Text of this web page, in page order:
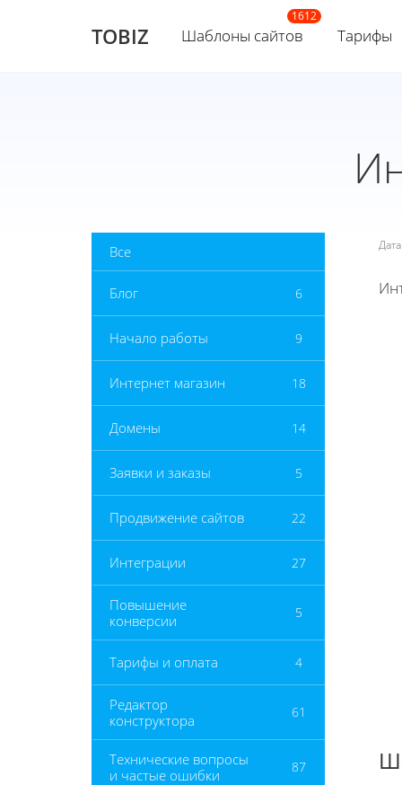
TOBIZ Шаблоны сайтов Тарифы
Все
Блог 6
Начало работы 9
Интернет магазин 18
Домены 14
Заявки и заказы 5
Продвижение сайтов 22
Интеграции 27
Повышение
конверсии
5
Тарифы и оплата 4
Редактор
конструктора
61
Технические вопросы
и частые ошибки
87